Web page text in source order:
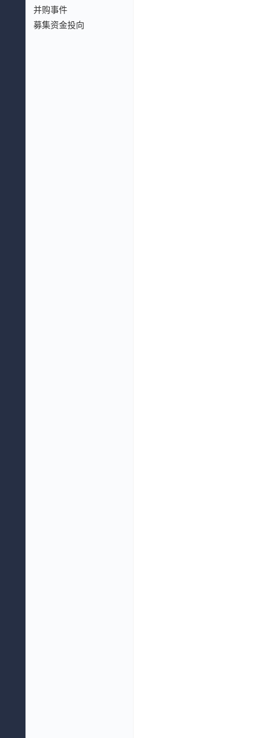
并购事件
募集资金投向